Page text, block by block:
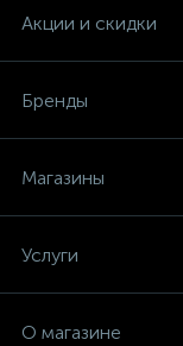
Акции и скидки
Бренды
Магазины
Услуги
О магазине